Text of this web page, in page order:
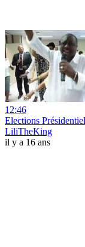
12:46
Elections
LiliTheKing
il y a 16 ans